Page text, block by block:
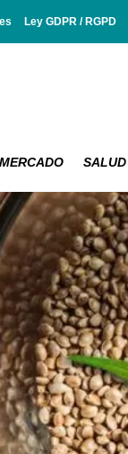
Ley GDPR / RGPD
MERCADO SALUD